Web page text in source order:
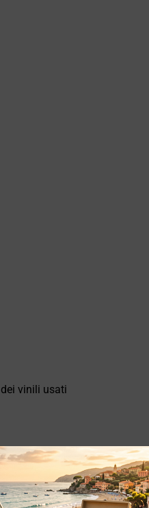
vinili usati
i vinili usati